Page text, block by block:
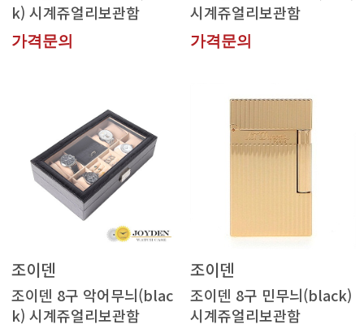
k) 시계쥬얼리보관함
가격문의
시계쥬얼리보관함
가격문의
조이덴
k) 시계쥬얼리보관함
조이덴
시계쥬얼리보관함